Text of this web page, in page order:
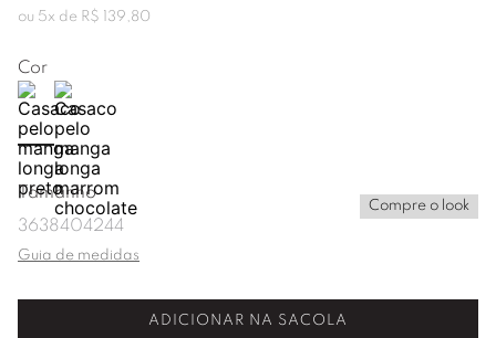
ou 5x de R$ 139 ,80
Cor
Tamanho
3638404244
Compre o look
Guia de medidas
ADICIONAR NA SACOLA